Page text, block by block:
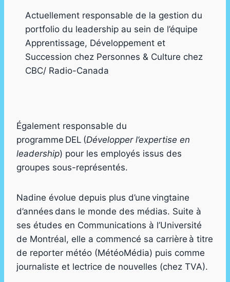
Actuellement responsable de la gestion du
portfolio du leadership au sein de l’équipe
Apprentissage, Développement et
Succession chez Personnes & Culture chez
CBC/ Radio-Canada
Également responsable du
programme DEL (Développer l’expertise en
leadership) pour les employés issus des
groupes sous-représentés.
Nadine évolue depuis plus d’une vingtaine
d’années dans le monde des médias. Suite à
ses études en Communications à l’Université
de Montréal, elle a commencé sa carrière à titre
de reporter météo (MétéoMédia) puis comme
journaliste et lectrice de nouvelles (chez TVA).